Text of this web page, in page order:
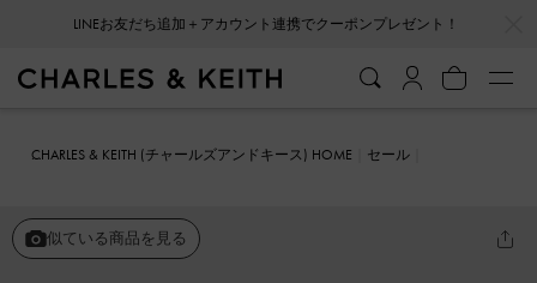
LINEお友だち追加＋アカウント連携でクーポンプレゼント！
CHARLES & KEITH (チャールズアンドキース) HOME
セール
似ている商品を見る